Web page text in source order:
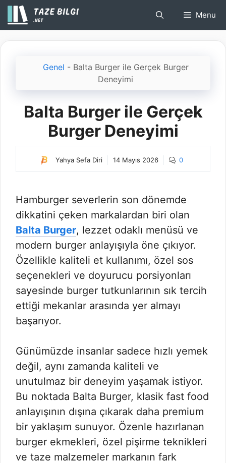
İçeriğe
atla
Menu
Genel - Balta Burger ile Gerçek Burger
Deneyimi
Balta Burger ile Gerçek
Burger Deneyimi
Yahya Sefa Diri 14 Mayıs 2026 0
Hamburger severlerin son dönemde
dikkatini çeken markalardan biri olan
Balta Burger, lezzet odaklı menüsü ve
modern burger anlayışıyla öne çıkıyor.
Özellikle kaliteli et kullanımı, özel sos
seçenekleri ve doyurucu porsiyonları
sayesinde burger tutkunlarının sık tercih
ettiği mekanlar arasında yer almayı
başarıyor.
Günümüzde insanlar sadece hızlı yemek
değil, aynı zamanda kaliteli ve
unutulmaz bir deneyim yaşamak istiyor.
Bu noktada Balta Burger, klasik fast food
anlayışının dışına çıkarak daha premium
bir yaklaşım sunuyor. Özenle hazırlanan
burger ekmekleri, özel pişirme teknikleri
ve taze malzemeler markanın fark